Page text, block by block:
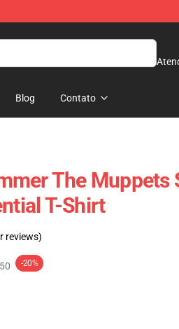
Blog Contato
The Muppets
T-Shirt
reviews)
-20%